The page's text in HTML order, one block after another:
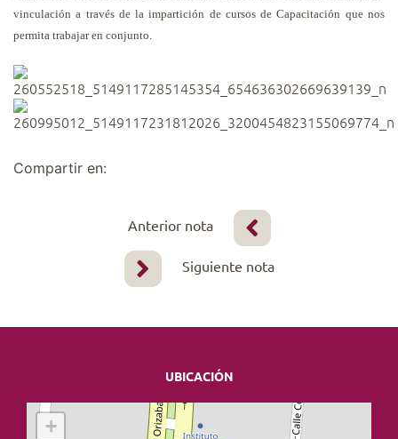
vinculación a través de la impartición de cursos de Capacitación que nos
permita trabajar en conjunto.
Compartir en:
Anterior nota
Siguiente nota
UBICACIÓN
+